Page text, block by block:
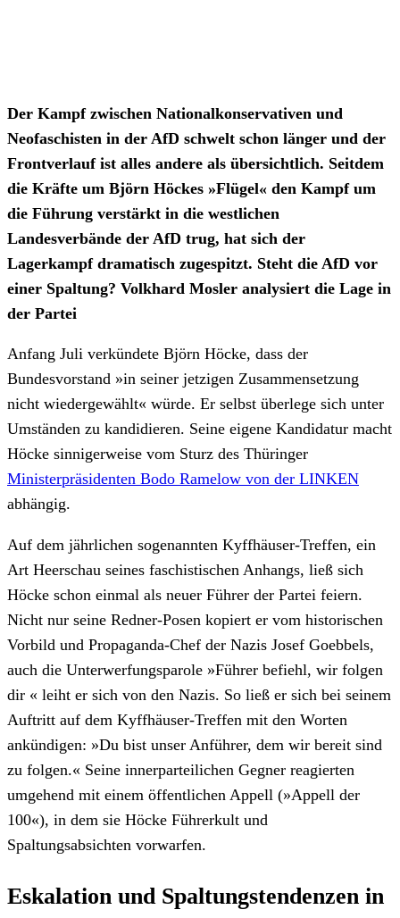
Der Kampf zwischen Nationalkonservativen und
Neofaschisten in der AfD schwelt schon länger und der
Frontverlauf ist alles andere als übersichtlich. Seitdem
die Kräfte um Björn Höckes »Flügel« den Kampf um
die Führung verstärkt in die westlichen
Landesverbände der AfD trug, hat sich der
Lagerkampf dramatisch zugespitzt. Steht die AfD vor
einer Spaltung? Volkhard Mosler analysiert die Lage in
der Partei
Anfang Juli verkündete Björn Höcke, dass der
Bundesvorstand »in seiner jetzigen Zusammensetzung
nicht wiedergewählt« würde. Er selbst überlege sich unter
Umständen zu kandidieren. Seine eigene Kandidatur macht
Höcke sinnigerweise vom Sturz des Thüringer
Ministerpräsidenten Bodo Ramelow von der LINKEN
abhängig.
Auf dem jährlichen sogenannten Kyffhäuser-Treffen, ein
Art Heerschau seines faschistischen Anhangs, ließ sich
Höcke schon einmal als neuer Führer der Partei feiern.
Nicht nur seine Redner-Posen kopiert er vom historischen
Vorbild und Propaganda-Chef der Nazis Josef Goebbels,
auch die Unterwerfungsparole »Führer befiehl, wir folgen
dir « leiht er sich von den Nazis. So ließ er sich bei seinem
Auftritt auf dem Kyffhäuser-Treffen mit den Worten
ankündigen: »Du bist unser Anführer, dem wir bereit sind
zu folgen.« Seine innerparteilichen Gegner reagierten
umgehend mit einem öffentlichen Appell (»Appell der
100«), in dem sie Höcke Führerkult und
Spaltungsabsichten vorwarfen.
Eskalation und Spaltungstendenzen in